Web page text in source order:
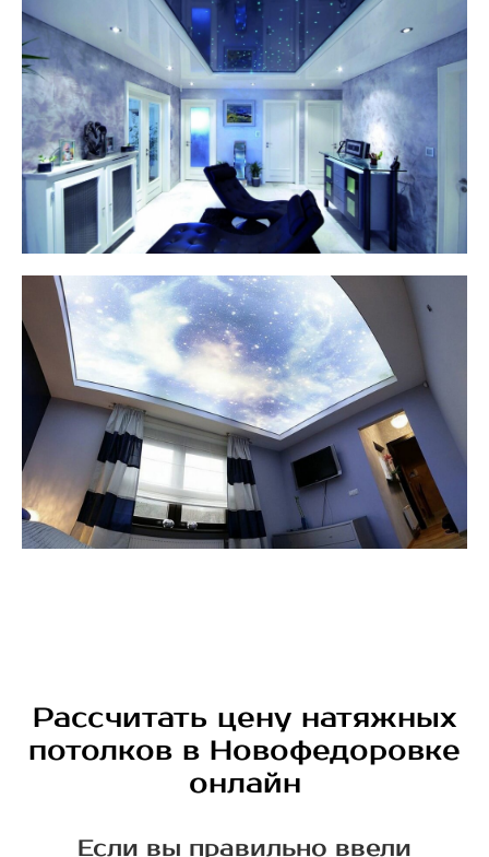
Рассчитать цену натяжных
потолков в Новофедоровке
онлайн
Если вы правильно ввели